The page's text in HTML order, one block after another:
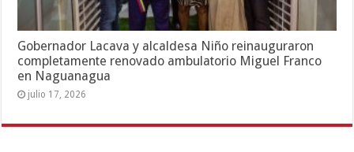
Gobernador Lacava y alcaldesa Niño reinauguraron
completamente renovado ambulatorio Miguel Franco
en Naguanagua
julio 17, 2026